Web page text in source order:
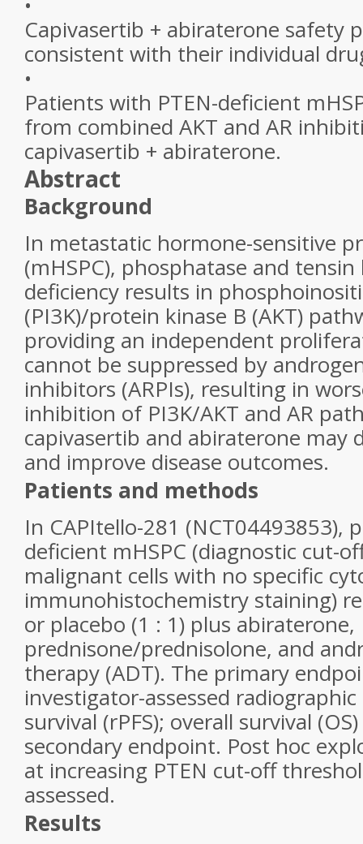
Capivasertib + abiraterone safety
consistent with their individual
•
Patients with PTEN-deficient
from combined AKT and AR
capivasertib + abiraterone.
Abstract
Background
In metastatic hormone-sensitive
(mHSPC), phosphatase and
deficiency results in
(PI3K)/protein kinase B (AKT)
providing an independent
cannot be suppressed by
inhibitors (ARPIs), resulting in
inhibition of PI3K/AKT and AR
capivasertib and abiraterone may
and improve disease outcomes.
Patients and methods
In CAPItello-281 (NCT04493853),
deficient mHSPC (diagnostic cut-
malignant cells with no specific
immunohistochemistry staining)
or placebo (1 : 1) plus abiraterone,
prednisone/prednisolone, and
therapy (ADT). The primary
investigator-assessed
survival (rPFS); overall survival
secondary endpoint. Post hoc
at increasing PTEN cut-off
assessed.
Results